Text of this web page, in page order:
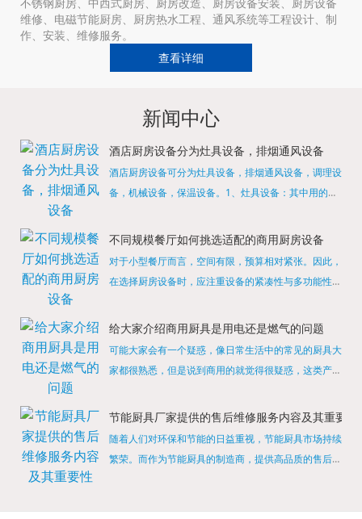
维修、电磁节能厨房、厨房热水工程、通风系统等工程设计、制
作、安装、维修服务。
查看详细
新闻中心
酒店厨房设备分为灶具设备，排烟通风设备
酒店厨房设备可分为灶具设备，排烟通风设备，调理设
备，机械设备，保温设备。1、灶具设备：其中用的较
缺少的，经过相关检测证明的合格设备才能进行使用，
不同规模餐厅如何挑选适配的商用厨房设备
对于小型餐厅而言，空间有限，预算相对紧张。因此，
在选择厨房设备时，应注重设备的紧凑性与多功能性。
烹饪设备，既能节省空间，又能满足多样化的烹饪需
给大家介绍商用厨具是用电还是燃气的问题
可能大家会有一个疑惑，像日常生活中的常见的厨具大
家都很熟悉，但是说到商用的就觉得很疑惑，这类产品
店用的就是商用的吗?还真别说，真被大家猜对了，这
节能厨具厂家提供的售后维修服务内容及其重要性
随着人们对环保和节能的日益重视，节能厨具市场持续
繁荣。而作为节能厨具的制造商，提供高品质的售后维